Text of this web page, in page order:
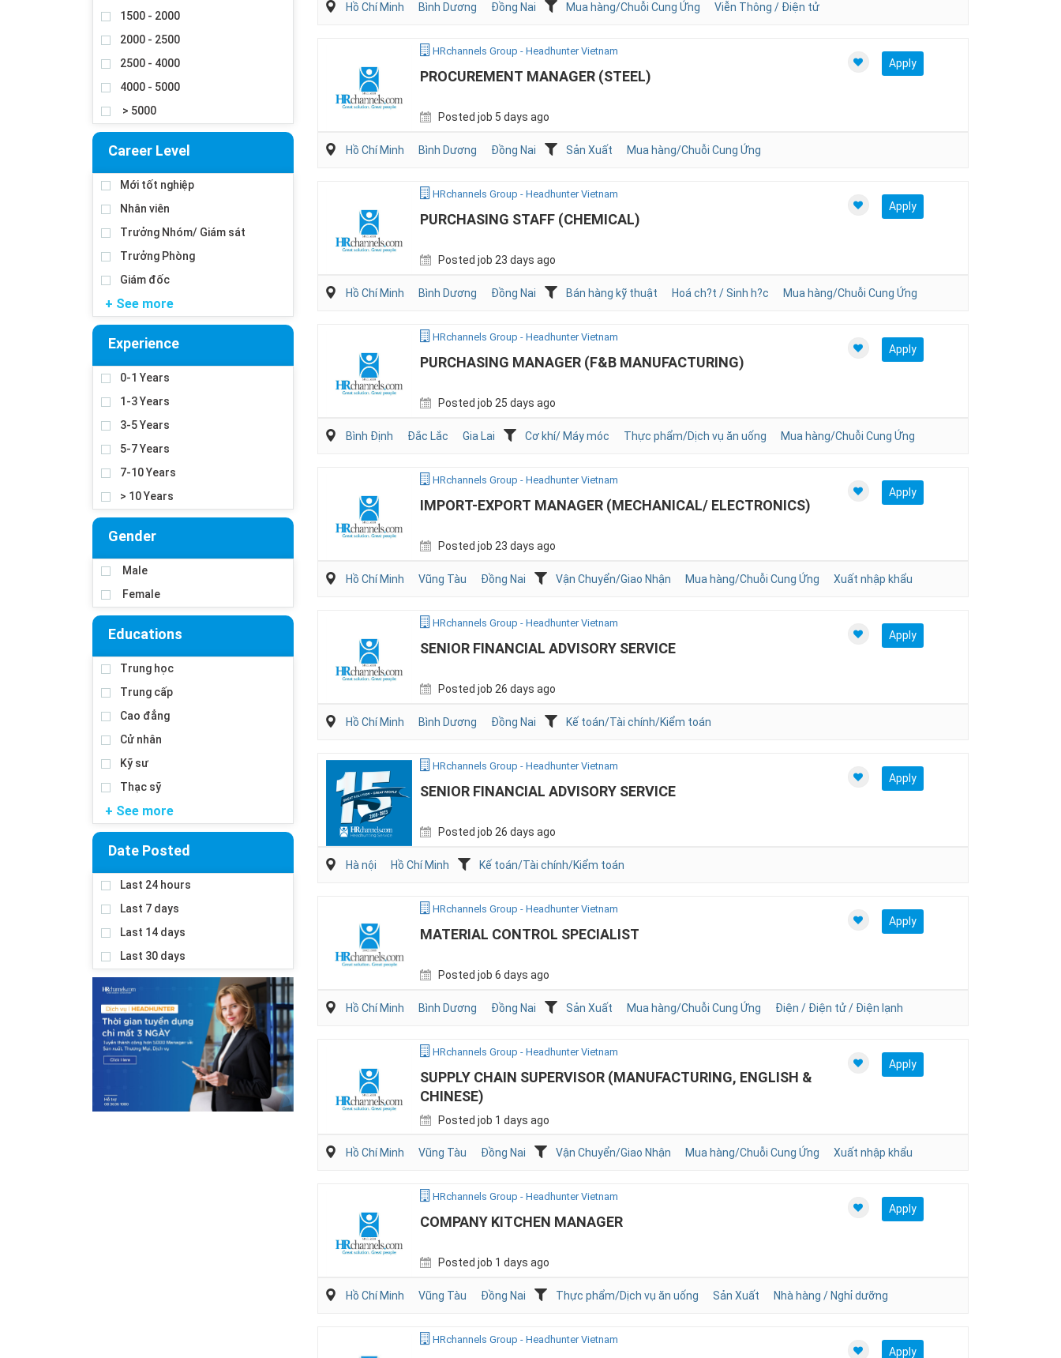
1500 - 2000
2000 - 2500
2500 - 4000
4000 - 5000
> 5000
Career Level
Mới tốt nghiệp
Nhân viên
Trưởng Nhóm/ Giám sát
Trưởng Phòng
Giám đốc
+ See more
Experience
0-1 Years
1-3 Years
3-5 Years
5-7 Years
7-10 Years
> 10 Years
Gender
Male
Female
Educations
Trung học
Trung cấp
Cao đẳng
Cử nhân
Kỹ sư
Thạc sỹ
+ See more
Date Posted
Last 24 hours
Last 7 days
Last 14 days
Last 30 days
Hồ Chí Minh Bình Dương Đồng Nai Mua hàng/Chuỗi Cung Ứng Viễn Thông / Điện tử
HRchannels Group - Headhunter Vietnam
PROCUREMENT MANAGER (STEEL)
Posted job 5 days ago
Apply
Hồ Chí Minh Bình Dương Đồng Nai Sản Xuất Mua hàng/Chuỗi Cung Ứng
HRchannels Group - Headhunter Vietnam
PURCHASING STAFF (CHEMICAL)
Posted job 23 days ago
Apply
Hồ Chí Minh Bình Dương Đồng Nai Bán hàng kỹ thuật Hoá ch?t / Sinh h?c Mua hàng/Chuỗi Cung Ứng
HRchannels Group - Headhunter Vietnam
PURCHASING MANAGER (F&B MANUFACTURING)
Posted job 25 days ago
Apply
Bình Định Đắc Lắc Gia Lai Cơ khí/ Máy móc Thực phẩm/Dịch vụ ăn uống Mua hàng/Chuỗi Cung Ứng
HRchannels Group - Headhunter Vietnam
IMPORT-EXPORT MANAGER (MECHANICAL/ ELECTRONICS)
Posted job 23 days ago
Apply
Hồ Chí Minh Vũng Tàu Đồng Nai Vận Chuyển/Giao Nhận Mua hàng/Chuỗi Cung Ứng Xuất nhập khẩu
HRchannels Group - Headhunter Vietnam
SENIOR FINANCIAL ADVISORY SERVICE
Posted job 26 days ago
Apply
Hồ Chí Minh Bình Dương Đồng Nai Kế toán/Tài chính/Kiểm toán
HRchannels Group - Headhunter Vietnam
SENIOR FINANCIAL ADVISORY SERVICE
Posted job 26 days ago
Apply
Hà nội Hồ Chí Minh Kế toán/Tài chính/Kiểm toán
HRchannels Group - Headhunter Vietnam
MATERIAL CONTROL SPECIALIST
Posted job 6 days ago
Apply
Hồ Chí Minh Bình Dương Đồng Nai Sản Xuất Mua hàng/Chuỗi Cung Ứng Điện / Điện tử / Điện lạnh
HRchannels Group - Headhunter Vietnam
SUPPLY CHAIN SUPERVISOR (MANUFACTURING, ENGLISH &
CHINESE)
Posted job 1 days ago
Apply
Hồ Chí Minh Vũng Tàu Đồng Nai Vận Chuyển/Giao Nhận Mua hàng/Chuỗi Cung Ứng Xuất nhập khẩu
HRchannels Group - Headhunter Vietnam
COMPANY KITCHEN MANAGER
Posted job 1 days ago
Apply
Hồ Chí Minh Vũng Tàu Đồng Nai Thực phẩm/Dịch vụ ăn uống Sản Xuất Nhà hàng / Nghỉ dưỡng
HRchannels Group - Headhunter Vietnam
Apply